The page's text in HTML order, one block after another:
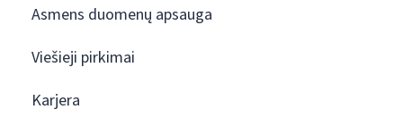
Asmens duomenų apsauga
Viešieji pirkimai
Karjera